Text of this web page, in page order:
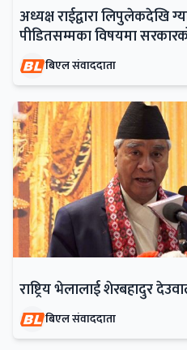
अध्यक्ष राईद्वारा लिपुलेकदेखि
पीडितसम्मका विषयमा
बिएल संवाददाता
राष्ट्रिय भेलालाई शेरबहादुर
बिएल संवाददाता